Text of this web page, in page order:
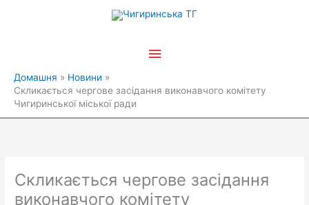
Головне
Домашня
Новини
Скликається чергове засідання виконавчого комітету
Чигиринської міської ради
Скликається чергове засідання
виконавчого комітету